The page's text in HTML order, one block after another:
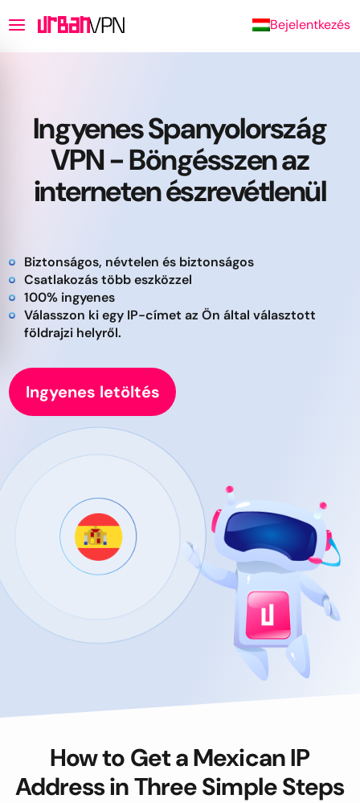
Bejelentkezés
Ingyenes Spanyolország
VPN - Böngésszen az
interneten észrevétlenül
Biztonságos, névtelen és biztonságos
Csatlakozás több eszközzel
100% ingyenes
Válasszon ki egy IP-címet az Ön által választott
földrajzi helyről.
Ingyenes letöltés
How to Get a Mexican IP
Address in Three Simple Steps